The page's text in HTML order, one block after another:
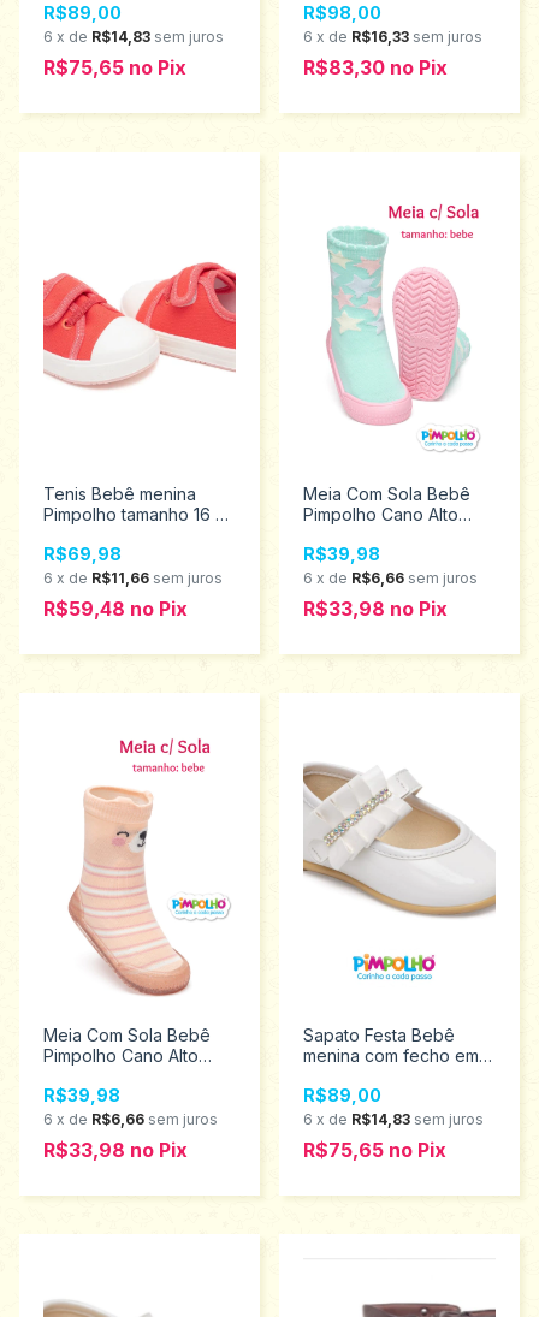
21 0120575
R$89,00
6 x de R$14,83 sem juros
R$75,65 no Pix
R$98,00
6 x de R$16,33 sem juros
R$83,30 no Pix
Tenis Bebê menina
Pimpolho tamanho 16 ao
R$69,98
6 x de R$11,66 sem juros
R$59,48 no Pix
Meia Com Sola Bebê
Pimpolho Cano Alto
0074290
R$39,98
6 x de R$6,66 sem juros
R$33,98 no Pix
Meia Com Sola Bebê
Pimpolho Cano Alto
0074300
R$39,98
6 x de R$6,66 sem juros
R$33,98 no Pix
Sapato Festa Bebê
menina com fecho em
Tamanhos 16 ao 21
0120437
R$89,00
6 x de R$14,83 sem juros
R$75,65 no Pix